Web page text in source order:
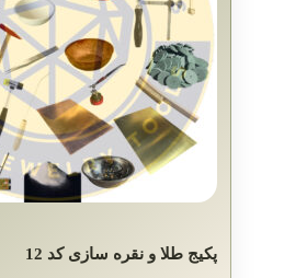
پکیج طلا و نقره سازی کد 12